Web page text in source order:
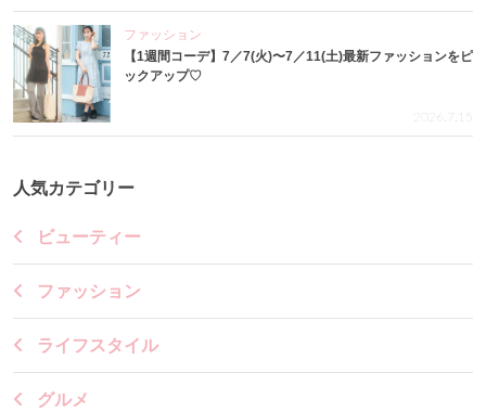
ファッション
【1週間コーデ】7／7(火)〜7／11(土)最新ファッションをピ
ックアップ♡
2026.7.15
人気カテゴリー
ビューティー
ファッション
ライフスタイル
グルメ